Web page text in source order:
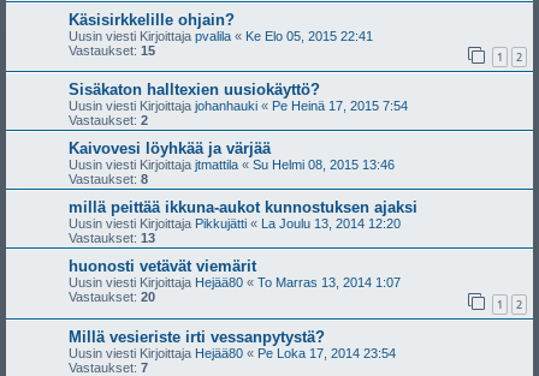
Käsisirkkelille ohjain?
Uusin viesti Kirjoittaja pvalila « Ke Elo 05, 2015 22:41
Vastaukset: 15 1 2
Sisäkaton halltexien uusiokäyttö?
Uusin viesti Kirjoittaja johanhauki « Pe Heinä 17, 2015 7:54
Vastaukset: 2
Kaivovesi löyhkää ja värjää
Uusin viesti Kirjoittaja jtmattila « Su Helmi 08, 2015 13:46
Vastaukset: 8
millä peittää ikkuna-aukot kunnostuksen ajaksi
Uusin viesti Kirjoittaja Pikkujätti «
La Joulu 13, 2014 12:20
Vastaukset: 13
huonosti vetävät viemärit
Uusin viesti Kirjoittaja Hejää80 « To Marras 13, 2014 1:07
Vastaukset: 20 1 2
Millä vesieriste irti vessanpytystä?
Uusin viesti Kirjoittaja Hejää80 « Pe Loka 17, 2014 23:54
Vastaukset: 7